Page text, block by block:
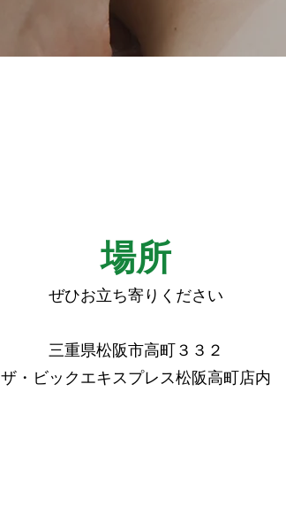
場所
ぜひお立ち寄りください
三重県松阪市高町３３２
ザ・​ビックエキスプレス松阪高町店内